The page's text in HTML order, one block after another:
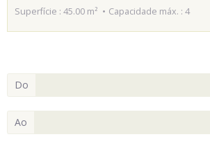
Superfície : 45.00 m² Capacidade máx. : 4
Do
Ao